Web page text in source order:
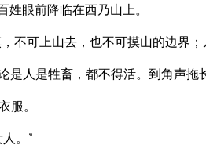
眼前降临在西乃山上。
不可上山去，也不可摸山的边界；
人是牲畜，都不得活。到角声拖
。
。”